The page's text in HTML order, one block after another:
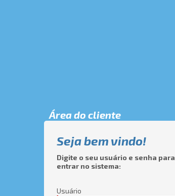
Área do cliente
Seja bem vindo!
Digite o seu usuário e senha para
entrar no sistema:
Usuário